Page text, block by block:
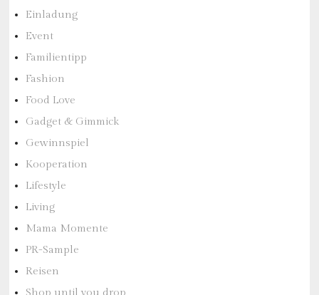
Einladung
Event
Familientipp
Fashion
Food Love
Gadget & Gimmick
Gewinnspiel
Kooperation
Lifestyle
Living
Mama Momente
PR-Sample
Reisen
Shop until you drop